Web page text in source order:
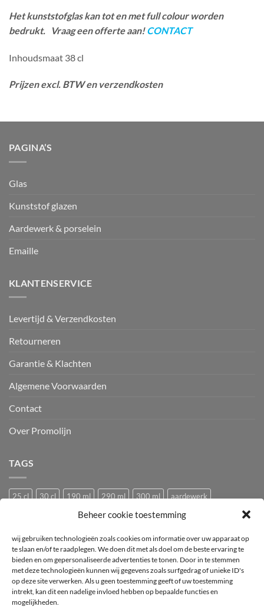
Beheer cookie toestemming
wij gebruiken technologieën zoals cookies om informatie over uw apparaat op
te slaan en/of te raadplegen. We doen dit met als doel om de beste ervaring te
bieden en om gepersonaliseerde advertenties te tonen. Door in te stemmen
met deze technologieën kunnen wij gegevens zoals surfgedrag of unieke ID's
op deze site verwerken. Als u geen toestemming geeft of uw toestemming
intrekt, kan dit een nadelige invloed hebben op bepaalde functies en
mogelijkheden.
Het kunststofglas kan tot en met full colour worden
bedrukt. Vraag een offerte aan!CONTACT
Inhoudsmaat 38 cl
Prijzen excl. BTW en verzendkosten
PAGINA’S
Glas
Kunststof glazen
Aardewerk & porselein
Emaille
KLANTENSERVICE
Levertijd & Verzendkosten
Retourneren
Garantie & Klachten
Algemene Voorwaarden
Contact
Over Promolijn
TAGS
25 cl 30 cl 190 ml 290 ml 300 ml
aardewerk
Bedrukking bedrukt Bedrukt wijnglas
bier
bierglas Camping glazen Caravan glazen
Festival glas
haan hen Horeca wijnglas Kip
Kunststof
logo
mok mus Pasabahce pluimvee porselein
Proefglas
proefglazen
Recyclebaar rode wijnglas
Royal Leerdam